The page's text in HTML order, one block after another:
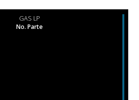
GAS LP
No. Parte